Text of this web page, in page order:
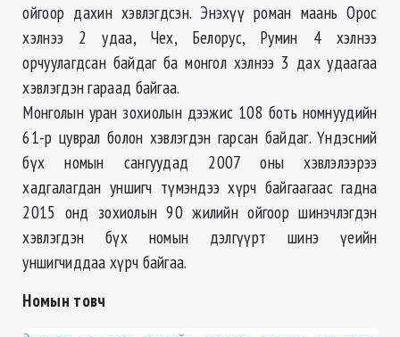
ойгоор дахин хэвлэгдсэн. Энэхүү роман маань Орос
хэлнээ 2 удаа, Чех, Белорус, Румин 4 хэлнээ
орчуулагдсан байдаг ба монгол хэлнээ 3 дах удаагаа
хэвлэгдэн гараад байгаа.
Монголын уран зохиолын дээжис 108 боть номнуудийн
61-р цуврал болон хэвлэгдэн гарсан байдаг. Үндэсний
бүх номын сангуудад 2007 оны хэвлэлээрээ
хадгалагдан уншигч түмэндээ хүрч байгаагаас гадна
2015 онд зохиолын 90 жилийн ойгоор шинэчлэгдэн
хэвлэгдэн бүх номын дэлгүүрт шинэ үеийн
уншигчиддаа хүрч байгаа.
Номын товч